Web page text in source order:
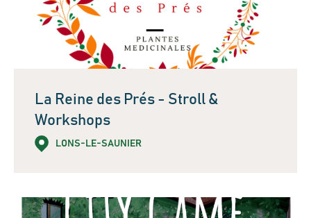
La Reine des Prés - Stroll &
Workshops
LONS-LE-SAUNIER